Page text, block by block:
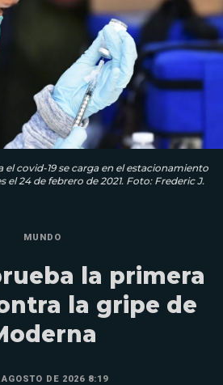
el covid-19 se carga en el estacionamiento
el 24 de febrero de 2021. Foto: Frederic J.
MUNDO
la primera
la gripe de
AGOSTO DE 2026 8:19